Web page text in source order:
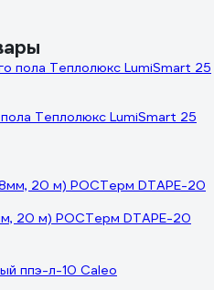
Теплолюкс LumiSmart 25
20 м) РОСТерм DTAPE-20